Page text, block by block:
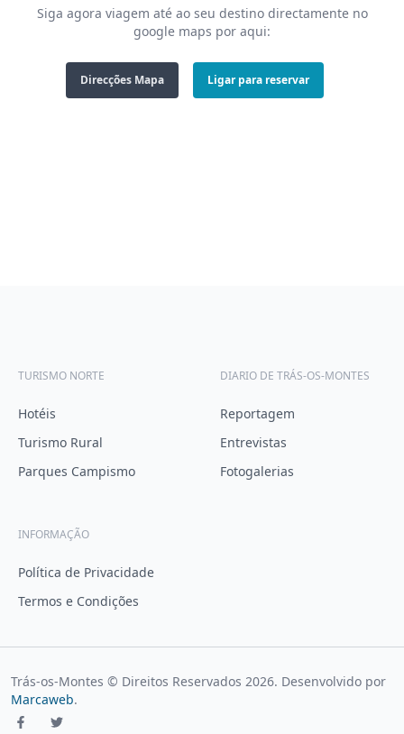
Siga agora viagem até ao seu destino directamente no
google maps por aqui:
Direcções Mapa Ligar para reservar
TURISMO NORTE
Hotéis
Turismo Rural
Parques Campismo
DIARIO DE TRÁS-OS-MONTES
Reportagem
Entrevistas
Fotogalerias
INFORMAÇÃO
Política de Privacidade
Termos e Condições
Trás-os-Montes © Direitos Reservados 2026. Desenvolvido por
Marcaweb.